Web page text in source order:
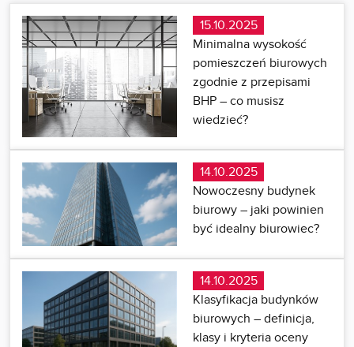
15.10.2025
Minimalna wysokość
pomieszczeń biurowych
zgodnie z przepisami
BHP – co musisz
wiedzieć?
14.10.2025
Nowoczesny budynek
biurowy – jaki powinien
być idealny biurowiec?
14.10.2025
Klasyfikacja budynków
biurowych – definicja,
klasy i kryteria oceny